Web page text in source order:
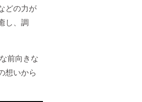
どの力が
し、調
前向きな
想いから